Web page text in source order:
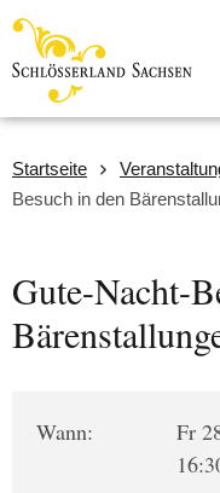
Startseite
Besuch in den
Gute-Nacht-
Wann:
Fr